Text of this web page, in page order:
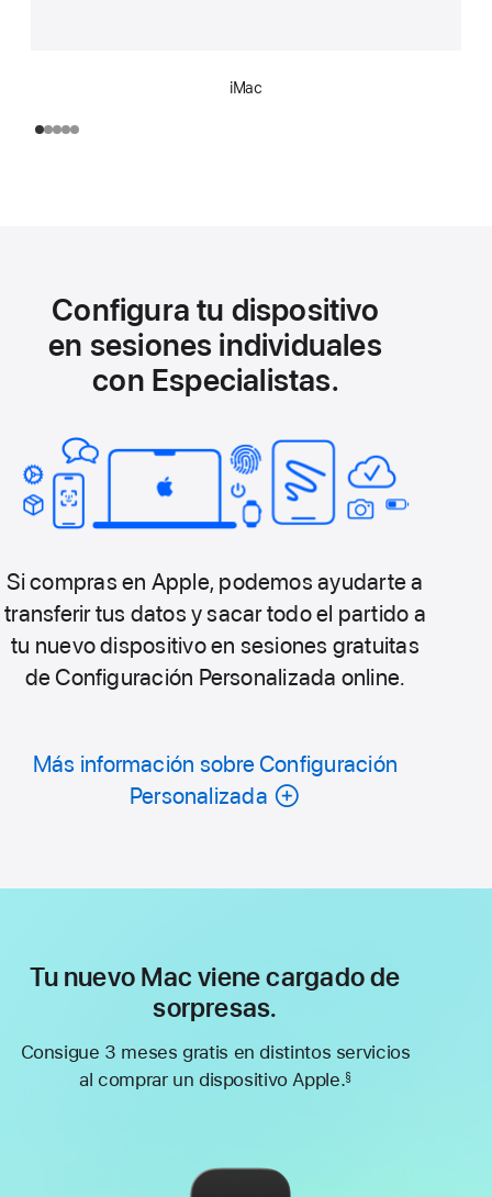
iMac
Configura tu dispositivo
en sesiones individuales
con Especialistas.
Si compras en Apple, podemos ayudarte a
transferir tus datos y sacar todo el partido a
tu nuevo dispositivo en sesiones gratuitas
de Configuración Personalizada online.
Más información sobre Configuración
Personalizada
Tu nuevo Mac viene cargado de
sorpresas.
Consigue 3 meses gratis en distintos servicios
al comprar un dispositivo Apple.§